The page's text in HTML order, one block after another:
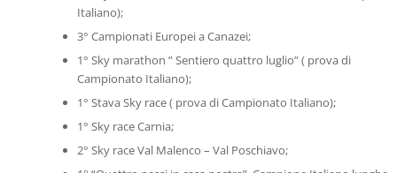
Italiano);
3° Campionati Europei a Canazei;
1° Sky marathon ” Sentiero quattro luglio” ( prova di
Campionato Italiano);
1° Stava Sky race ( prova di Campionato Italiano);
1° Sky race Carnia;
2° Sky race Val Malenco – Val Poschiavo;